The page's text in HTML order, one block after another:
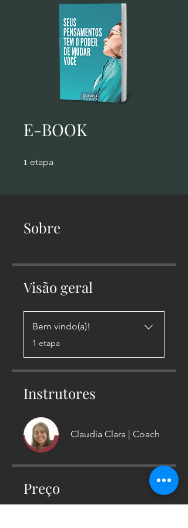
E-BOOK
1 etapa
Sobre
Visão geral
Bem vindo(a)!
.1 etapa
Instrutores
Claudia Clara | Coach
Preço